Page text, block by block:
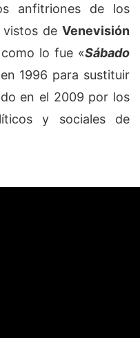
anfitriones de los
vistos de Venevisión
lo fue «Sábado
1996 para sustituir
en el 2009 por los
y sociales de